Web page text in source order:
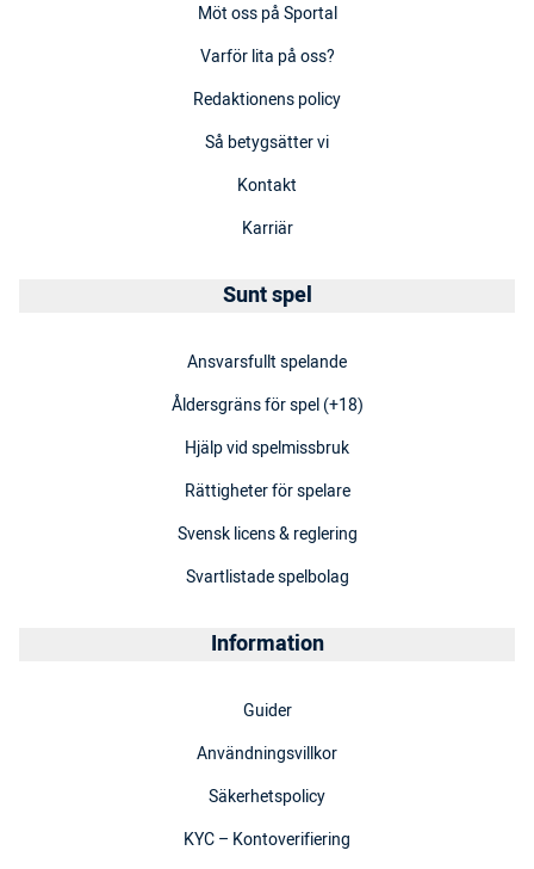
Möt oss på Sportal
Varför lita på oss?
Redaktionens policy
Så betygsätter vi
Kontakt
Karriär
Sunt spel
Ansvarsfullt spelande
Åldersgräns för spel (+18)
Hjälp vid spelmissbruk
Rättigheter för spelare
Svensk licens & reglering
Svartlistade spelbolag
Information
Guider
Användningsvillkor
Säkerhetspolicy
KYC – Kontoverifiering